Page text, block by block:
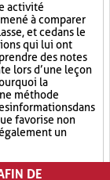
activité
à comparer
et ce dans le
qui lui ont
des notes
lors d’une leçon
la
méthode
informations dans
favorise non
un
(12)
DE